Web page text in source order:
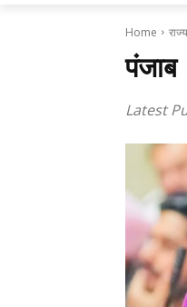
Home राज्य
पंजाब
Latest